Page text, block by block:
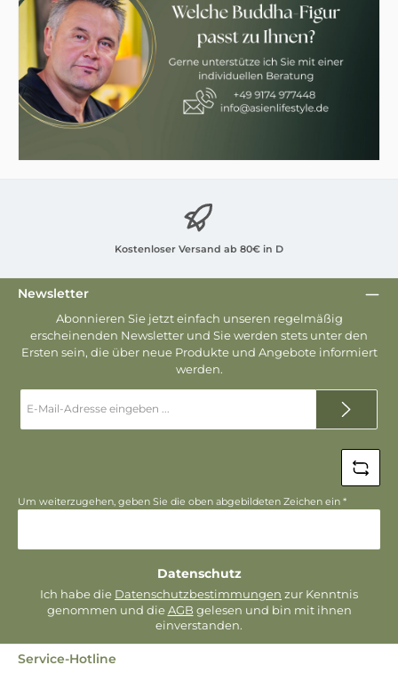
Kostenloser Versand ab 80€ in D
Newsletter
Abonnieren Sie jetzt einfach unseren regelmäßig
erscheinenden Newsletter und Sie werden stets unter den
Ersten sein, die über neue Produkte und Angebote informiert
werden.
Mail-
Adresse
Um weiterzugehen, geben Sie die oben abgebildeten Zeichen ein *
Datenschutz
Ich habe die Datenschutzbestimmungen zur Kenntnis
genommen und die AGB gelesen und bin mit ihnen
einverstanden.
Service-Hotline